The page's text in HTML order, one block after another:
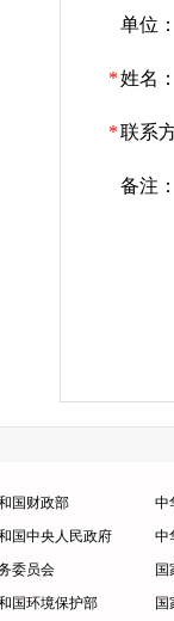
单位：
姓名：
联系
备注：
国财政部 中
国中央人民政府 中
委员会 国
国环境保护部 国